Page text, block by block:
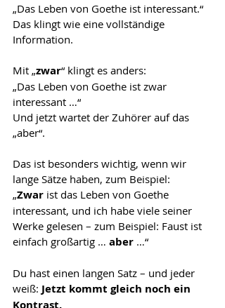
„Das Leben von Goethe ist interessant.“
Das klingt wie eine vollständige
Information.
Mit „zwar“ klingt es anders:
„Das Leben von Goethe ist zwar
interessant …“
Und jetzt wartet der Zuhörer auf das
„aber“.
Das ist besonders wichtig, wenn wir
lange Sätze haben, zum Beispiel:
„Zwar ist das Leben von Goethe
interessant, und ich habe viele seiner
Werke gelesen – zum Beispiel: Faust ist
einfach großartig … aber …“
Du hast einen langen Satz – und jeder
weiß: Jetzt kommt gleich noch ein
Kontrast.